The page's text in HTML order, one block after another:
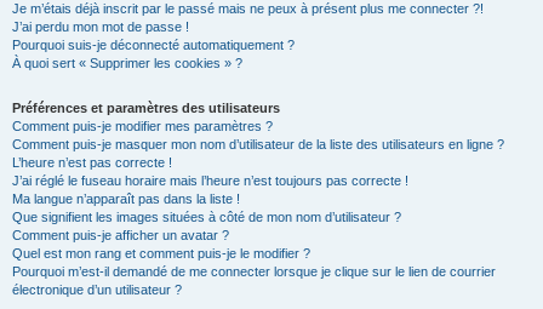
Je m’étais déjà inscrit par le passé mais ne peux à présent plus me connecter ?!
J’ai perdu mon mot de passe !
Pourquoi suis-je déconnecté automatiquement ?
À quoi sert « Supprimer les cookies » ?
Préférences et paramètres des utilisateurs
Comment puis-je modifier mes paramètres ?
Comment puis-je masquer mon nom d’utilisateur de la liste des utilisateurs en ligne ?
L’heure n’est pas correcte !
J’ai réglé le fuseau horaire mais l’heure n’est toujours pas correcte !
Ma langue n’apparaît pas dans la liste !
Que signifient les images situées à côté de mon nom d’utilisateur ?
Comment puis-je afficher un avatar ?
Quel est mon rang et comment puis-je le modifier ?
Pourquoi m’est-il demandé de me connecter lorsque je clique sur le lien de courrier
électronique d’un utilisateur ?